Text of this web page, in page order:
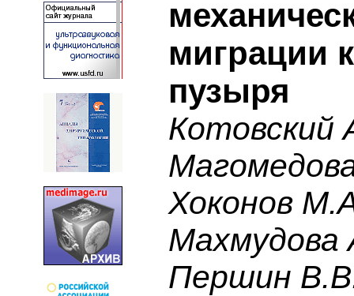
миграции
пузыря
Котовский
Хоконов
Першин